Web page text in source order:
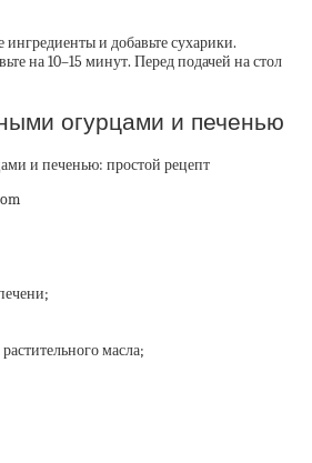
и добавьте сухарики.
на 10–15 минут. Перед подачей на стол
огурцами и печенью
масла;